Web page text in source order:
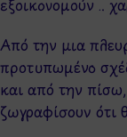
εξοικονομούν ..
Από την μια
προτυπωμένο
και από την
ζωγραφίσουν ότι